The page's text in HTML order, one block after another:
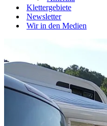
Klettergebiete
Newsletter
Wir in den Medien